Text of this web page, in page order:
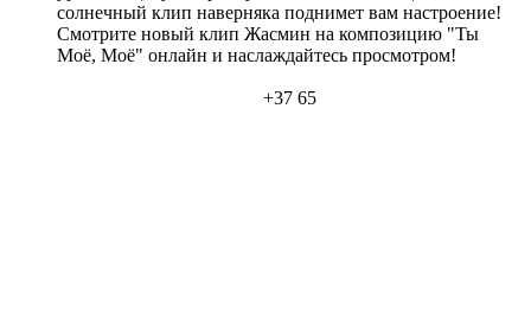
солнечный клип наверняка поднимет вам настроение!
Смотрите новый клип Жасмин на композицию "Ты
Моё, Моё" онлайн и наслаждайтесь просмотром!
+37 65